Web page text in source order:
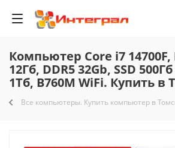
Компьютер Core i7 14700F,
12Гб, DDR5 32Gb, SSD
1Тб, B760M WiFi. Купить в
Все компьютеры. Купить компьютер в